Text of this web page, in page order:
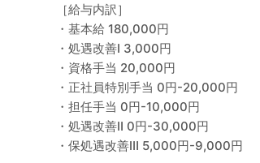
［給与内訳］
・基本給 180,000円
・処遇改善Ⅰ 3,000円
・資格手当 20,000円
・正社員特別手当 0円-20,000円
・担任手当 0円-10,000円
・処遇改善Ⅱ 0円-30,000円
・保処遇改善Ⅲ 5,000円-9,000円